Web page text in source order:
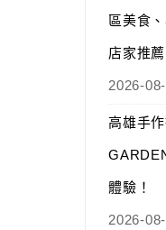
區美食
店家推薦
2026-
高雄手
體驗！
2026-